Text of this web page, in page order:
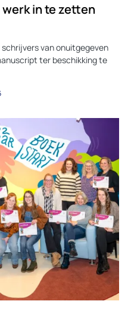
in te zetten
schrijvers van onuitgegeven
ter beschikking te